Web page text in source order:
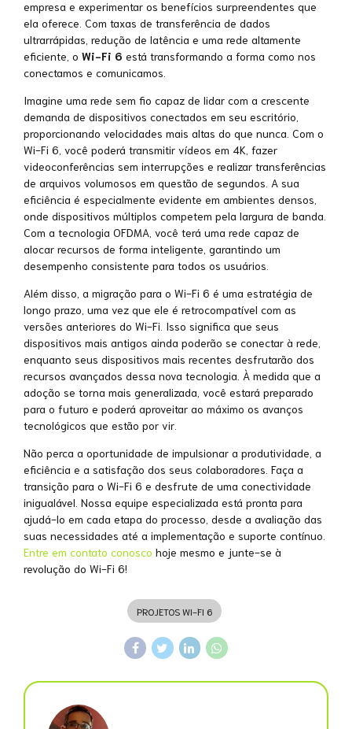
empresa e experimentar os benefícios surpreendentes que
ela oferece. Com taxas de transferência de dados
ultrarrápidas, redução de latência e uma rede altamente
eficiente, o Wi-Fi 6 está transformando a forma como nos
conectamos e comunicamos.
Imagine uma rede sem fio capaz de lidar com a crescente
demanda de dispositivos conectados em seu escritório,
proporcionando velocidades mais altas do que nunca. Com o
Wi-Fi 6, você poderá transmitir vídeos em 4K, fazer
videoconferências sem interrupções e realizar transferências
de arquivos volumosos em questão de segundos. A sua
eficiência é especialmente evidente em ambientes densos,
onde dispositivos múltiplos competem pela largura de banda.
Com a tecnologia OFDMA, você terá uma rede capaz de
alocar recursos de forma inteligente, garantindo um
desempenho consistente para todos os usuários.
Além disso, a migração para o Wi-Fi 6 é uma estratégia de
longo prazo, uma vez que ele é retrocompatível com as
versões anteriores do Wi-Fi. Isso significa que seus
dispositivos mais antigos ainda poderão se conectar à rede,
enquanto seus dispositivos mais recentes desfrutarão dos
recursos avançados dessa nova tecnologia. À medida que a
adoção se torna mais generalizada, você estará preparado
para o futuro e poderá aproveitar ao máximo os avanços
tecnológicos que estão por vir.
Não perca a oportunidade de impulsionar a produtividade, a
eficiência e a satisfação dos seus colaboradores. Faça a
transição para o Wi-Fi 6 e desfrute de uma conectividade
inigualável. Nossa equipe especializada está pronta para
ajudá-lo em cada etapa do processo, desde a avaliação das
suas necessidades até a implementação e suporte contínuo.
Entre em contato conosco hoje mesmo e junte-se à
revolução do Wi-Fi 6!
PROJETOS WI-FI 6